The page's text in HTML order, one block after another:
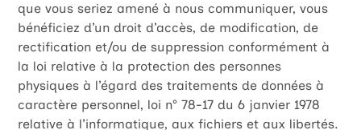
que vous seriez amené à nous communiquer, vous
bénéficiez d’un droit d’accès, de modification, de
rectification et/ou de suppression conformément à
la loi relative à la protection des personnes
physiques à l’égard des traitements de données à
caractère personnel, loi n° 78-17 du 6 janvier 1978
relative à l’informatique, aux fichiers et aux libertés.